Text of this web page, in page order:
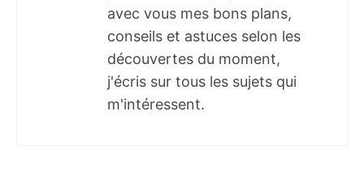
avec vous mes bons plans,
conseils et astuces selon les
découvertes du moment,
j'écris sur tous les sujets qui
m'intéressent.